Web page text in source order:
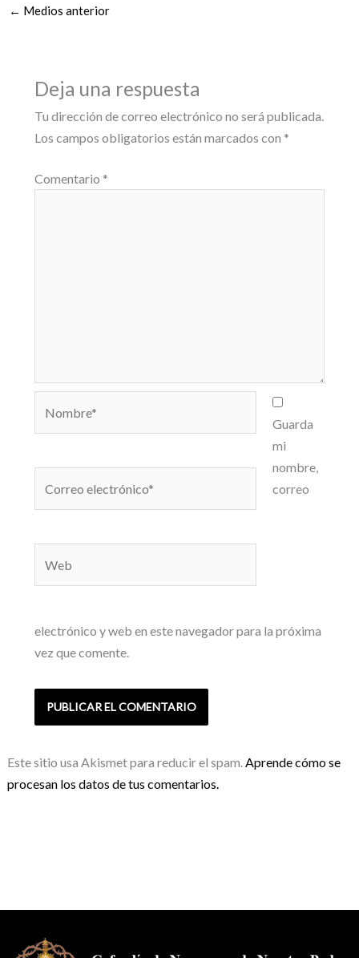
← Medios anterior
Deja una respuesta
Tu dirección de correo electrónico no será publicada.
Los campos obligatorios están marcados con *
Comentario *
Guarda
mi
nombre,
correo
electrónico y web en este navegador para la próxima
vez que comente.
Este sitio usa Akismet para reducir el spam.Aprende cómo se
procesan los datos de tus comentarios.